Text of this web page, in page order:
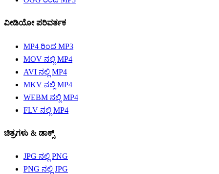
ವೀಡಿಯೋ ಪರಿವರ್ತಕ
MP4 ರಿಂದ MP3
MOV ನಲ್ಲಿ MP4
AVI ನಲ್ಲಿ MP4
MKV ನಲ್ಲಿ MP4
WEBM ನಲ್ಲಿ MP4
FLV ನಲ್ಲಿ MP4
ಚಿತ್ರಗಳು &‌ ಡಾಕ್ಸ್
JPG ನಲ್ಲಿ PNG
PNG ನಲ್ಲಿ JPG